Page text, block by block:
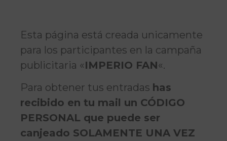
Esta página está creada unicamente
para los participantes en la campaña
publicitaria «IMPERIO FAN«.
Para obtener tus entradas has
recibido en tu mail un CÓDIGO
PERSONAL que puede ser
canjeado SOLAMENTE UNA VEZ